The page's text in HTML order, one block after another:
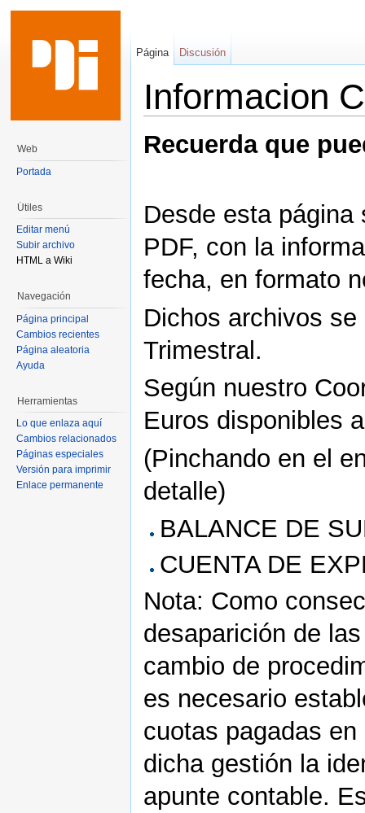
Informacion
Recuerda que
Desde esta
PDF, con la
fecha, en formato
Dichos archivos
Trimestral.
Según nuestro
Euros disponibles
(Pinchando en el
detalle)
BALANCE DE
CUENTA DE
Nota: Como
desaparición de
cambio de
es necesario
cuotas pagadas
dicha gestión la
apunte contable.
Página Discusión
Web
Portada
Útiles
Editar menú
Subir archivo
HTML a Wiki
Navegación
Página principal
Cambios recientes
Página aleatoria
Ayuda
Herramientas
Lo que enlaza aquí
Cambios relacionados
Páginas especiales
Versión para imprimir
Enlace permanente